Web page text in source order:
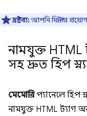
দ্রষ্টব্য:আপনি ফিল্টার
নামযুক্ত
সহ দ্রুত হিপ
মেমোরিপ্যানেলে হিপ
নামযুক্ত HTML ট্যাগ